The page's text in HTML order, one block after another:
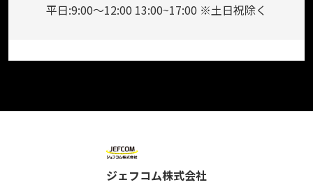
平日:9:00～12:00 13:00~17:00 ※土日祝除く
ジェフコム株式会社